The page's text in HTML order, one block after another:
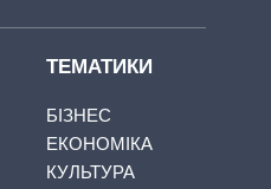
ТЕМАТИКИ
БІЗНЕС
ЕКОНОМІКА
КУЛЬТУРА